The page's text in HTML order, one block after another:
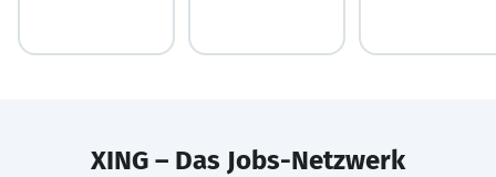
XING – Das Jobs-Netzwerk